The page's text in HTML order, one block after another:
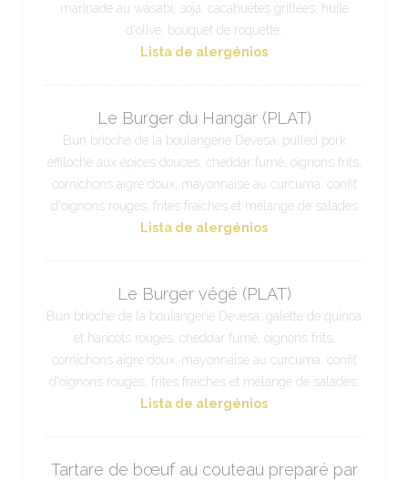
marinade au wasabi, soja, cacahuètes grillées, huile
d'olive, bouquet de roquette.
Lista de alergénios
Le Burger du Hangar (PLAT)
Bun brioché de la boulangerie Devesa, pulled pork
effiloché aux épices douces, cheddar fumé, oignons frits,
cornichons aigre doux, mayonnaise au curcuma, confit
d'oignons rouges, frites fraiches et mélange de salades
Lista de alergénios
Le Burger végé (PLAT)
Bun brioché de la boulangerie Devesa, galette de quinoa
et haricots rouges, cheddar fumé, oignons frits,
cornichons aigre doux, mayonnaise au curcuma, confit
d'oignons rouges, frites fraiches et mélange de salades.
Lista de alergénios
Tartare de bœuf au couteau preparé par